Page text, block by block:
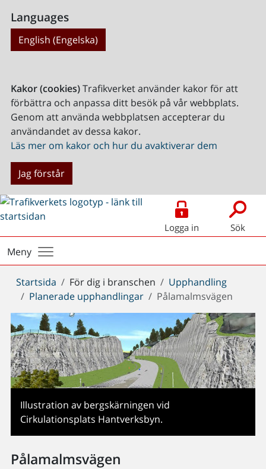
Languages
English (Engelska)
Kakor (cookies)Trafikverket använder kakor för att
förbättra och anpassa ditt besök på vår webbplats.
Genom att använda webbplatsen accepterar du
användandet av dessa kakor.
Läs mer om kakor och hur du avaktiverar dem
Jag förstår
Logga in Sök
Meny
Du
är
här:
Startsida För dig i branschen
Upphandling
Planerade upphandlingar
Pålamalmsvägen
Illustration av bergskärningen vid
Cirkulationsplats Hantverksbyn.
Pålamalmsvägen